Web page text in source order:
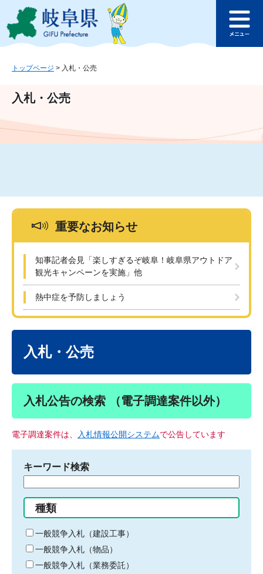
ジ
ュ
文
このページの本文へ
ュ
トップページ > 入札・公売
入札・公売
重要なお知らせ
知事記者会見「楽しすぎるぞ岐阜！岐阜県アウトドア
観光キャンペーンを実施」他
熱中症を予防しましょう
入札・公売
入札公告の検索 （電子調達案件以外）
電子調達案件は、 入札情報公開システムで公告しています
キーワード検索
る
キ
ー
ワ
ー
種類
一般競争入札（建設工事）
一般競争入札（物品）
一般競争入札（業務委託）